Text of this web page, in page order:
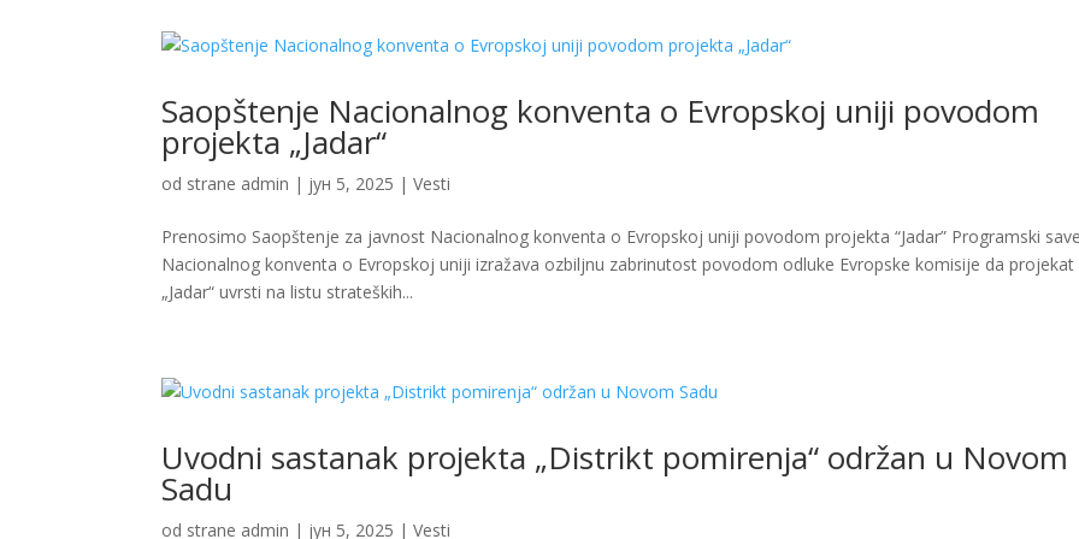
Saopštenje Nacionalnog konventa o Evropskoj uniji povodom
projekta „Jadar“
od strane admin | јун 5, 2025 |Vesti
Prenosimo Saopštenje za javnost Nacionalnog konventa o Evropskoj uniji povodom projekta “Jadar” Programski
Nacionalnog konventa o Evropskoj uniji izražava ozbiljnu zabrinutost povodom odluke Evropske komisije da projekat
„Jadar“ uvrsti na listu strateških...
Uvodni sastanak projekta „Distrikt pomirenja“ održan u Novom
Sadu
od strane admin | јун 5, 2025 |Vesti